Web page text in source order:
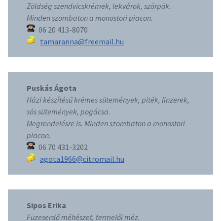
Zöldség szendvicskrémek, lekvárok, szörpök.
Minden szombaton a monostori piacon.
06 20 413-8070
tamaranna@freemail.hu
Puskás Ágota
Házi készítésű krémes sütemények, piték, linzerek,
sós sütemények, pogácsa.
Megrendelésre is. Minden szombaton a monostori
piacon.
06 70 431-3202
agota1966@citromail.hu
Sipos Erika
Füzeserdő méhészet, termelői méz.